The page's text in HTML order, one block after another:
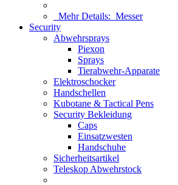
Mehr Details: Messer
Security
Abwehrsprays
Piexon
Sprays
Tierabwehr-Apparate
Elektroschocker
Handschellen
Kubotane & Tactical Pens
Security Bekleidung
Caps
Einsatzwesten
Handschuhe
Sicherheitsartikel
Teleskop Abwehrstock